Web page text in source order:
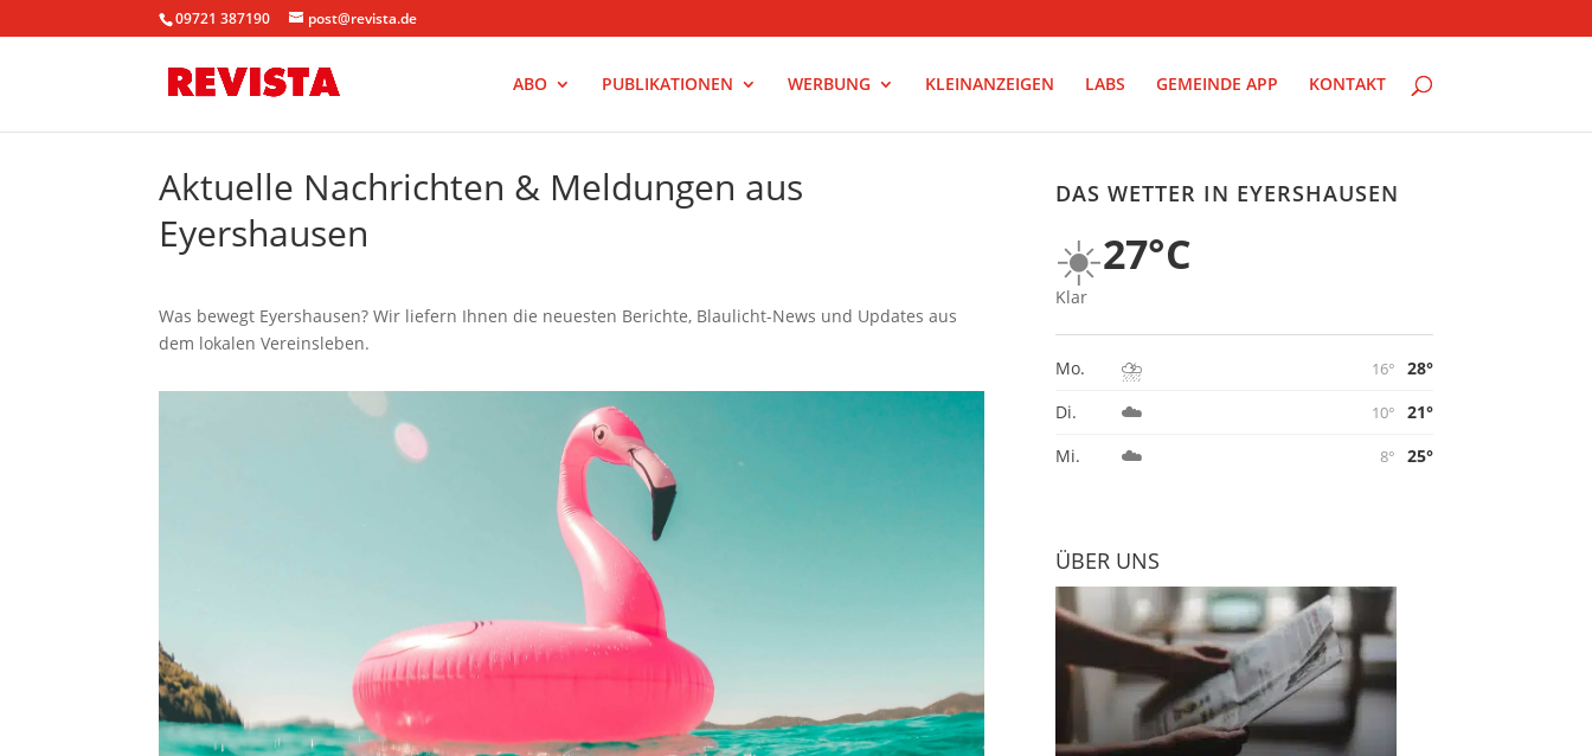
09721 387190 post@revista.de
ABO PUBLIKATIONEN WERBUNG KLEINANZEIGEN LABS GEMEINDE APP KONTAKT
Aktuelle Nachrichten & Meldungen aus
Eyershausen
Was bewegt Eyershausen? Wir liefern Ihnen die neuesten Berichte, Blaulicht-News und Updates aus
dem lokalen Vereinsleben.
DAS WETTER IN EYERSHAUSEN
☀️27°C
Klar
Mo. ⛈️ 16°
28°
Di.
☁️ 10°
21°
Mi.
☁️ 8° 25°
ÜBER UNS